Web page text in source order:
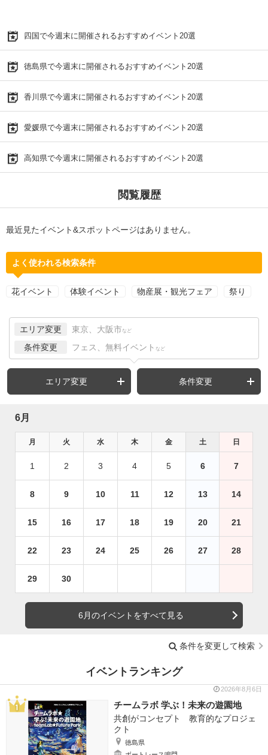
四国で今週末に開催されるおすすめイベント20選
徳島県で今週末に開催されるおすすめイベント20選
香川県で今週末に開催されるおすすめイベント20選
愛媛県で今週末に開催されるおすすめイベント20選
高知県で今週末に開催されるおすすめイベント20選
閲覧履歴
最近見たイベント&スポットページはありません。
よく使われる検索条件
花イベント 体験イベント 物産展・観光フェア 祭り
エリア変更 東京、大阪市 など
条件変更 フェス、無料イベント など
エリア変更 条件変更
6月
月 火 水 木 金 土 日
1 2 3 4 5 6 7
8 9 10 11 12 13 14
15 16 17 18 19 20 21
22 23 24 25 26 27 28
29 30
6月のイベントをすべて見る
条件を変更して検索
イベントランキング
2026年8月6日
チームラボ 学ぶ！未来の遊園地
共創がコンセプト 教育的なプロジェ
クト
徳島県